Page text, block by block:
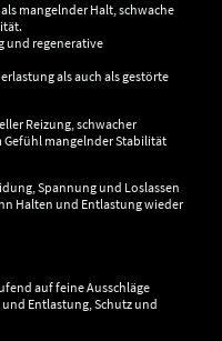
mangelnder Halt, schwache
und regenerative
als auch als gestörte
Reizung, schwacher
mangelnder Stabilität
Spannung und Loslassen
Halten und Entlastung wieder
auf feine Ausschläge
Entlastung, Schutz und